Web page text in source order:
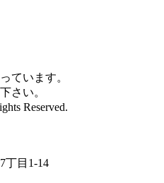
ています。
さい。
Reserved.
丁目1-14